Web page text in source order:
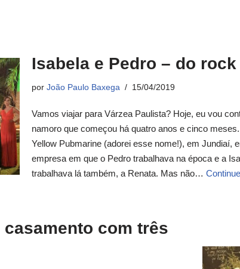
Isabela e Pedro – do
porJoão Paulo Baxega 15/04/2019
Vamos viajar para Várzea Paulista? Hoje, eu vou
namoro que começou há quatro anos e cinco
Yellow Pubmarine (adorei esse nome!), em Jundiaí,
empresa em que o Pedro trabalhava na época e a
trabalhava lá também, a Renata. Mas não…
casamento com três